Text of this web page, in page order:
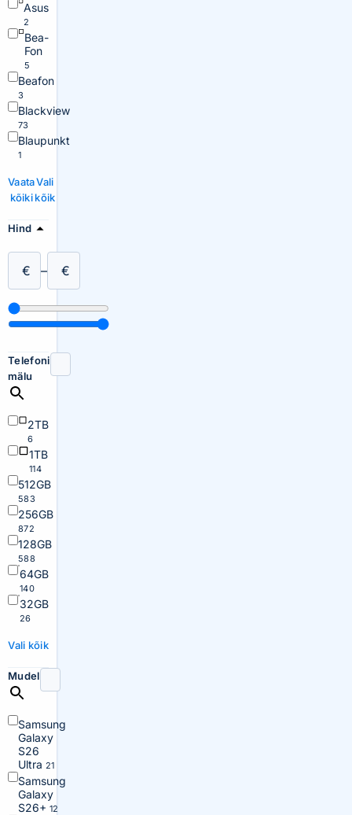
Asus
2
Bea-
Fon
5
Beafon
3
Blackview
73
Blaupunkt
1
Vaata
kõiki
Vali
kõik
Hind
€ – €
Telefoni
mälu
2TB
6
1TB
114
512GB
583
256GB
872
128GB
588
64GB
140
32GB
26
Vali kõik
Mudel
Samsung
Galaxy
S26
Ultra 21
Samsung
Galaxy
S26+ 12